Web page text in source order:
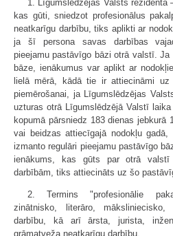
1. Līgumslēdzējas Valsts
kas gūti, sniedzot profesionālus
neatkarīgu darbību, tiks aplikti ar
ja šī persona savas darbības
pieejamu pastāvīgo bāzi otrā valstī.
bāze, ienākumus var aplikt ar
lielā mērā, kādā tie ir attiecināmi
piemērošanai, ja Līgumslēdzējas
uzturas otrā Līgumslēdzējā Valstī
kopumā pārsniedz 183 dienas jebkurā
vai beidzas attiecīgajā nodokļu
izmanto regulāri pieejamu pastāvīgo
ienākums, kas gūts par otrā valstī
darbībām, tiks attiecināts uz šo
2. Termins "profesionālie
zinātnisko, literāro,
darbību, kā arī ārsta, jurista,
grāmatveža neatkarīgu darbību.